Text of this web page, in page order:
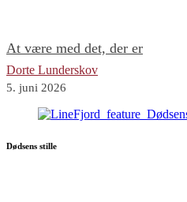
At være med det, der er
Dorte Lunderskov
5. juni 2026
Dødsens stille